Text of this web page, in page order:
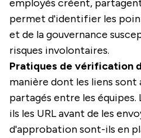
employés créent,
permet d'identifier les
et de la gouvernance
risques involontaires.
Pratiques de vérification
manière dont les liens
partagés entre les
ils les URL avant de les
d'approbation sont-ils en